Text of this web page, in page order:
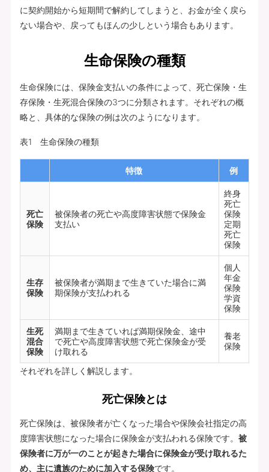
に契約開始から短期間で解約してしまうと、お金が全く戻ら
ない場合や、戻ってもほんの少しという場合もあります。
生命保険の種類
生命保険には、保険金支払いの条件によって、死亡保険・生
存保険・生死混合保険の3つに分類されます。それぞれの概
略と、具体的な保険の例は次のようになります。
表1 生命保険の種類
特徴 例
死亡
保険
被保険者の死亡や高度障害状態で保険金
支払い
終身
死亡
保険
定期
死亡
保険
生存
保険
被保険者が満期まで生きていた場合に満
期保険が支払われる
個人
年金
保険
学資
保険
生死
混合
保険
満期まで生きていれば満期保険金、途中
で死亡や高度障害状態で死亡保険金が受
け取れる
養老
保険
それぞれを詳しく解説します。
死亡保険とは
死亡保険は、被保険者が亡くなった場合や保険会社指定の高
度障害状態になった場合に保険金が支払われる保険です。 被
保険者に万が一のことが起きた場合に保険金が受け取れるた
め、主に遺族のために加入する保険です。